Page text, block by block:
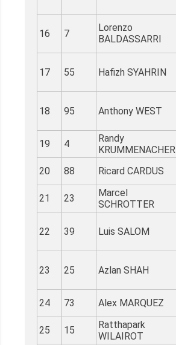
16 7
Lorenzo
BALDASSARRI
17 55 Hafizh SYAHRIN
18 95 Anthony WEST
19 4
Randy
KRUMMENACHER
20 88 Ricard CARDUS
21 23
Marcel
SCHROTTER
22 39 Luis SALOM
23 25 Azlan SHAH
24 73 Alex MARQUEZ
25 15
Ratthapark
WILAIROT